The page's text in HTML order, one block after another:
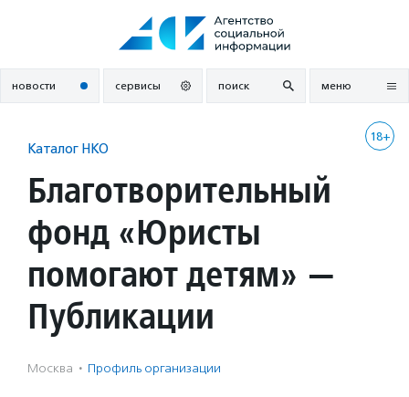
новости сервисы поиск меню
18+
Каталог НКО
Благотворительный
фонд «Юристы
помогают детям» —
Публикации
Москва · Профиль организации